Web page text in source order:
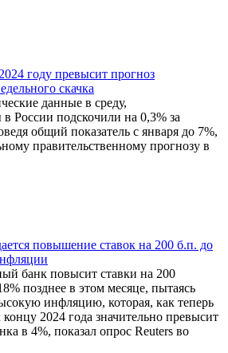
году превысит прогноз
скачка
данные в среду,
России подскочили на 0,3% за
общий показатель с января до 7%,
правительственному прогнозу в
повышение ставок на 200 б.п. до
банк повысит ставки на 200
позднее в этом месяце, пытаясь
инфляцию, которая, как теперь
2024 года значительно превысит
в 4%, показал опрос Reuters во